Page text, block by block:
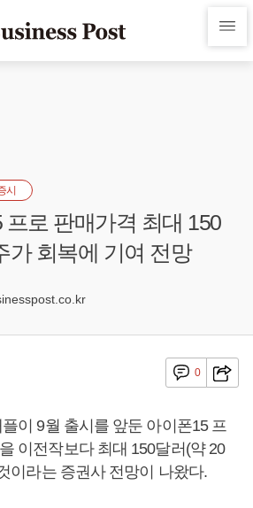
시
로 판매가격 최대 150
가 회복에 기여 전망
0
이 9월 출시를 앞둔 아이폰15 프
이전작보다 최대 150달러(약 20
이라는 증권사 전망이 나왔다.